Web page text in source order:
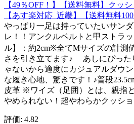
【49％OFF！】【送料無料】クッ
【あす楽対応_近畿】【送料無料
やっぱり一足は持っていたいサン
レ！！アンクルベルトと甲ストラ
ル】：約2cm※全てMサイズの計
さを引き立てます♪ あしにぴった
ゃないから適度にカジュアルダ
な履き心地、驚きです！♪普段
皮革 ※ワイズ（足囲）とは、親
やめられない！超やわらかクッ
評価: 4.82